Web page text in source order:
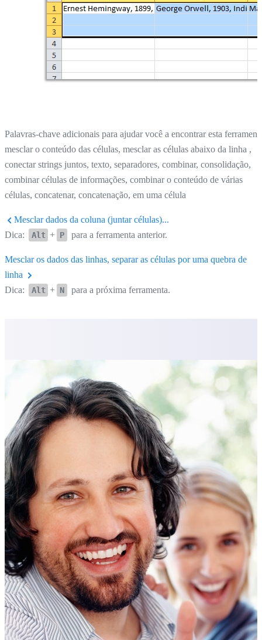
Palavras-chave adicionais para ajudar você a encontrar esta
mesclar o conteúdo das células, mesclar as células abaixo da linha ,
conectar strings juntos, texto, separadores, combinar, consolidação,
combinar células de informações, combinar o conteúdo de várias
células, concatenar, concatenação, em uma célula
Mesclar dados da coluna (juntar células)...
Dica:
Alt + P para a ferramenta anterior.
Mesclar os dados das linhas, separar as células por uma quebra de
linha
Dica:
Alt + N para a próxima ferramenta.